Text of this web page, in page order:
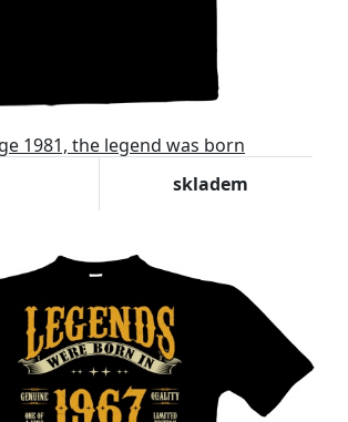
1981, the legend was born
skladem